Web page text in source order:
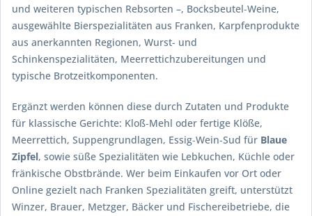
und weiteren typischen Rebsorten –, Bocksbeutel‑Weine,
ausgewählte Bierspezialitäten aus Franken, Karpfenprodukte
aus anerkannten Regionen, Wurst- und
Schinkenspezialitäten, Meerrettichzubereitungen und
typische Brotzeitkomponenten.
Ergänzt werden können diese durch Zutaten und Produkte
für klassische Gerichte: Kloß‑Mehl oder fertige Klöße,
Meerrettich, Suppengrundlagen, Essig‑Wein‑Sud für Blaue
Zipfel, sowie süße Spezialitäten wie Lebkuchen, Küchle oder
fränkische Obstbrände. Wer beim Einkaufen vor Ort oder
Online gezielt nach Franken Spezialitäten greift, unterstützt
Winzer, Brauer, Metzger, Bäcker und Fischereibetriebe, die